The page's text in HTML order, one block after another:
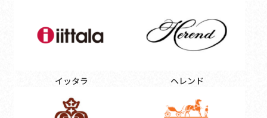
イッタラ ヘレンド